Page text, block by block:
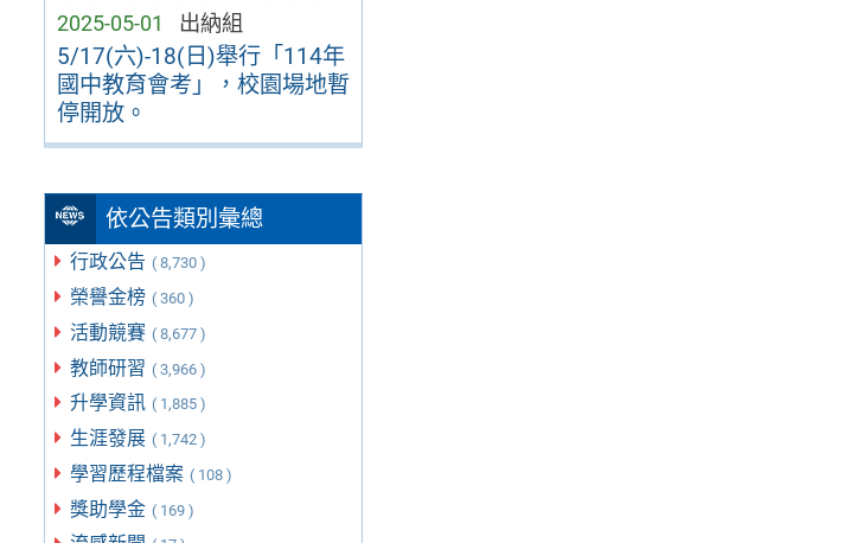
2025-05-01 出納組
5/17(六)-18(日)舉行「114年
國中教育會考」，校園場地暫
停開放。
依公告類別彙總
行政公告 ( 8,730 )
榮譽金榜 ( 360 )
活動競賽 ( 8,677 )
教師研習 ( 3,966 )
升學資訊 ( 1,885 )
生涯發展 ( 1,742 )
學習歷程檔案 ( 108 )
獎助學金 ( 169 )